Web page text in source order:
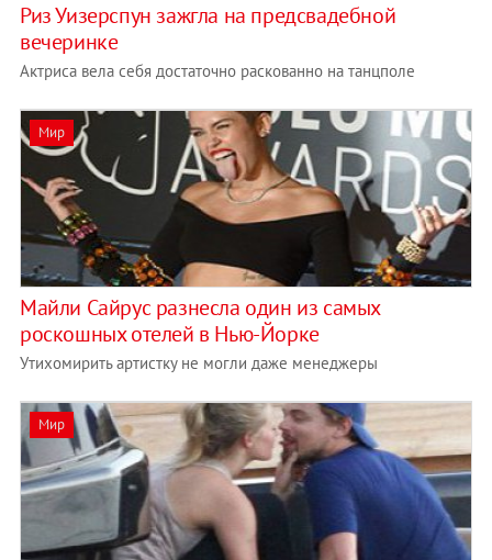
Риз Уизерспун зажгла на предсвадебной
вечеринке
Актриса вела себя достаточно раскованно на танцполе
Мир
Майли Сайрус разнесла один из самых
роскошных отелей в Нью-Йорке
Утихомирить артистку не могли даже менеджеры
Мир